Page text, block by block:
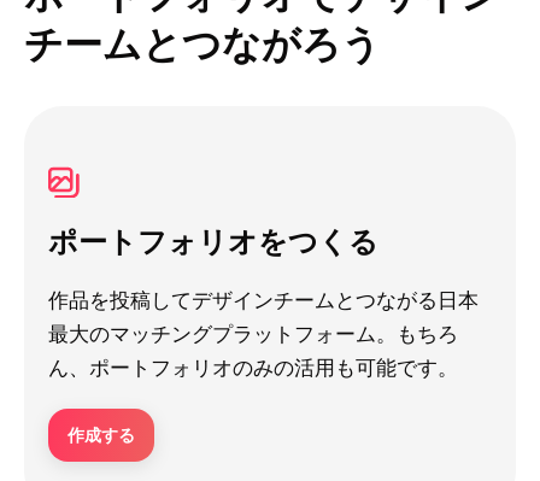
チームとつながろう
ポートフォリオをつくる
作品を投稿してデザインチームとつながる日本
最大のマッチングプラットフォーム。もちろ
ん、ポートフォリオのみの活用も可能です。
作成する